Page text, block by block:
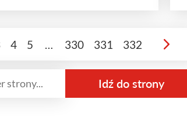
4 5 … 330 331 332